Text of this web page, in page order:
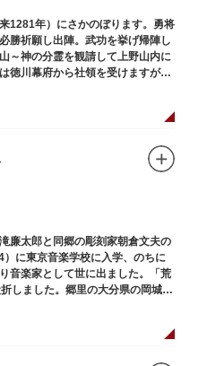
1281年）にさかのぼります。勇将
勝祈願し出陣。武功を挙げ帰陣し
～神の分霊を観請して上野山内に
徳川幕府から社領を受けますが、
し、現在の地に至ります。
廉太郎と同郷の彫刻家朝倉文夫の
に東京音楽学校に入学、のちに
音楽家として世に出ました。「荒
しました。郷里の大分県の岡城趾